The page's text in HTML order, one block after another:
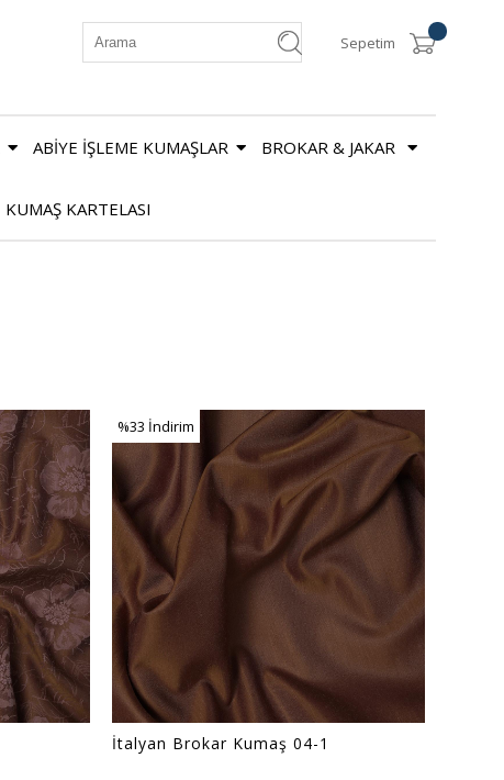
Sepetim
ABİYE İŞLEME KUMAŞLAR BROKAR & JAKAR
KUMAŞ KARTELASI
İtalyan Brokar Kumaş 04-1
%33 İndirim
%33İndirim